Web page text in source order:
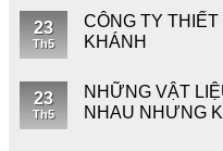
23
Th5
CÔNG TY
KHÁNH
23
Th5
NHỮNG VẬT
NHAU NHƯNG